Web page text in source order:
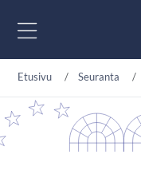
Etusivu Seuranta